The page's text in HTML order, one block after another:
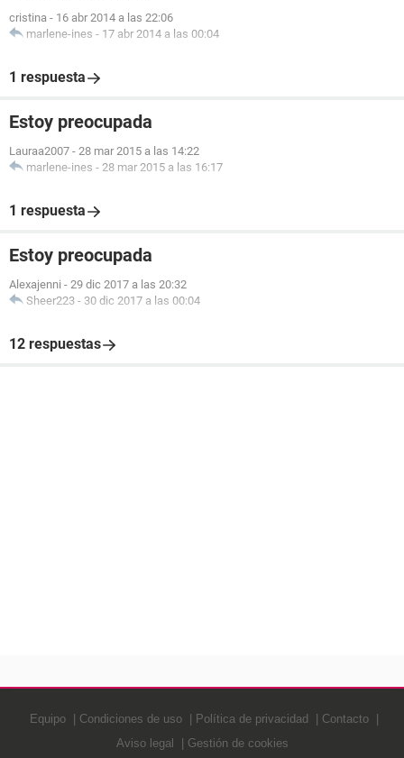
cristina - 16 abr 2014 a las 22:06
marlene-ines - 17 abr 2014 a las 00:04
1 respuesta
Estoy preocupada
Lauraa2007 - 28 mar 2015 a las 14:22
marlene-ines - 28 mar 2015 a las 16:17
1 respuesta
Estoy preocupada
Alexajenni - 29 dic 2017 a las 20:32
Sheer223 - 30 dic 2017 a las 00:04
12 respuestas
Equipo Condiciones de uso Política de privacidad
Contacto
Aviso legal
Gestión de cookies